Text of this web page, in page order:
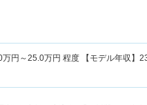
万円～25.0万円 程度 【モデル年収】